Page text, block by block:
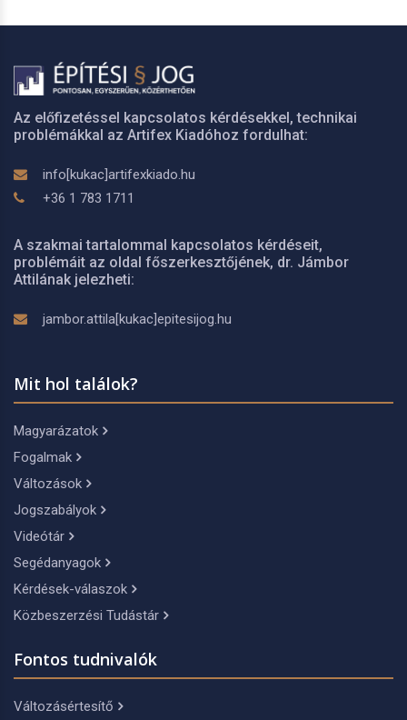
Az előfizetéssel kapcsolatos kérdésekkel, technikai
problémákkal az Artifex Kiadóhoz fordulhat:
info[kukac]artifexkiado.hu
+36 1 783 1711
A szakmai tartalommal kapcsolatos kérdéseit,
problémáit az oldal főszerkesztőjének, dr. Jámbor
Attilának jelezheti:
jambor.attila[kukac]epitesijog.hu
Mit hol találok?
Magyarázatok
Fogalmak
Változások
Jogszabályok
Videótár
Segédanyagok
Kérdések-válaszok
Közbeszerzési Tudástár
Fontos tudnivalók
Változásértesítő